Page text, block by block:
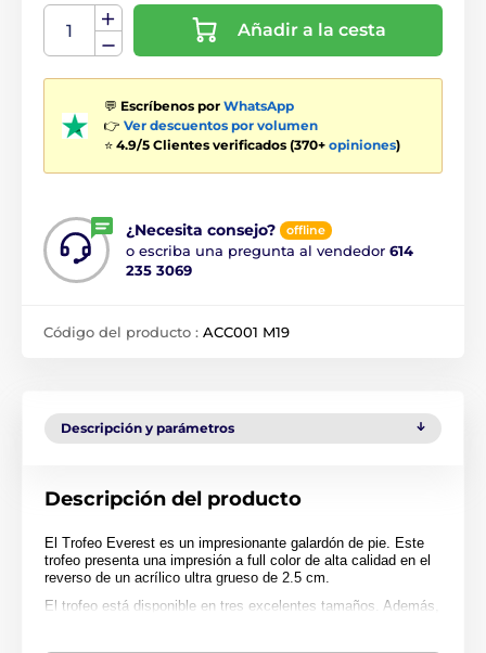
Añadir a la cesta
💬 Escríbenos por WhatsApp
👉 Ver descuentos por volumen
⭐ 4.9/5 Clientes verificados (370+ opiniones)
¿Necesita consejo? offline
o escriba una pregunta al vendedor 614
235 3069
Código del producto : ACC001 M19
Descripción y parámetros
Descripción del producto
El Trofeo Everest es un impresionante galardón de pie. Este
trofeo presenta una impresión a full color de alta calidad en el
reverso de un acrílico ultra grueso de 2.5 cm.
El trofeo está disponible en tres excelentes tamaños. Además,